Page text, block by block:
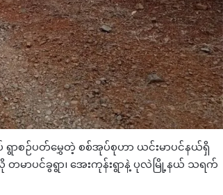
စဉ်ပတ်မွှေတဲ့ စစ်အုပ်စုဟာ ယင်းမာပင်နယ်ရှိ
ာပင်ခွရွာ၊ အေးကုန်းရွာနဲ့ ပုလဲမြို့နယ် သရက်